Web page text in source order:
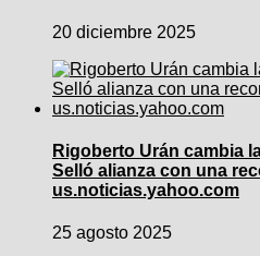
20 diciembre 2025
Rigoberto Urán cambia
Selló alianza con una
us.noticias.yahoo.com
25 agosto 2025